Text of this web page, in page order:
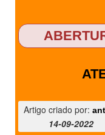
Artigo criado por:
14-09-2022